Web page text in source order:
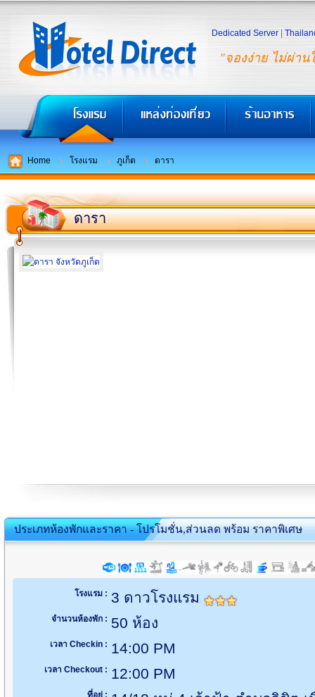
"จองง่าย ไม่ผ่าน
Dedicated Server
Home โรงแรม ภูเก็ต ดารา
ดารา
ประเภทห้องพักและราคา - โปรโมชั่น,ส่วนลด พร้อม ราคาพิเศษ
โรงแรม : 3 ดาวโรงแรม
จำนวนห้องพัก : 50 ห้อง
เวลา Checkin : 14:00 PM
เวลา Checkout : 12:00 PM
ที่อยู่ :